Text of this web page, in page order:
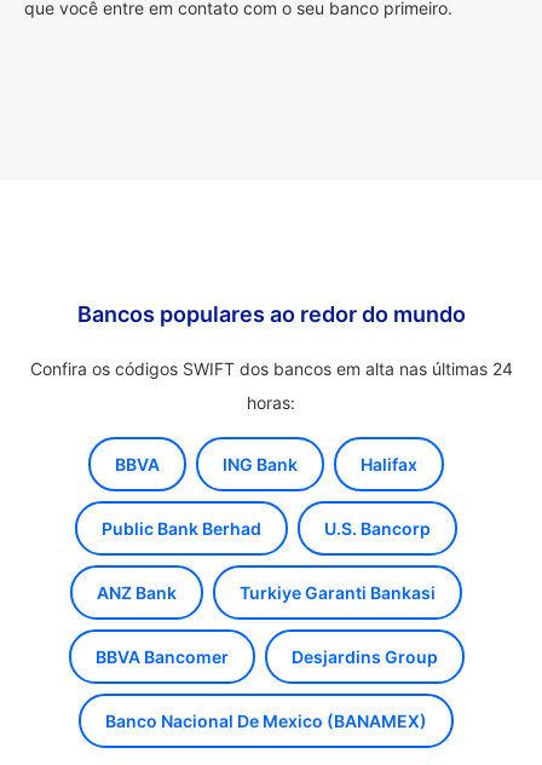
que você entre em contato com o seu banco primeiro.
Bancos populares ao redor do mundo
Confira os códigos SWIFT dos bancos em alta nas últimas 24
horas:
BBVA ING Bank Halifax
Public Bank Berhad U.S. Bancorp
ANZ Bank Turkiye Garanti Bankasi
BBVA Bancomer Desjardins Group
Banco Nacional De Mexico (BANAMEX)